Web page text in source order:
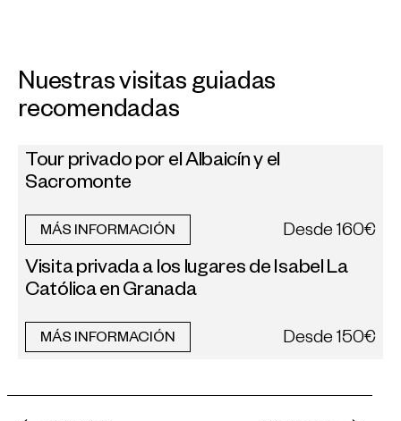
Nuestras visitas guiadas
recomendadas
Tour privado por el Albaicín y el
Sacromonte
MÁS INFORMACIÓN Desde 160€
Visita privada a los lugares de Isabel La
Católica en Granada
MÁS INFORMACIÓN Desde 150€